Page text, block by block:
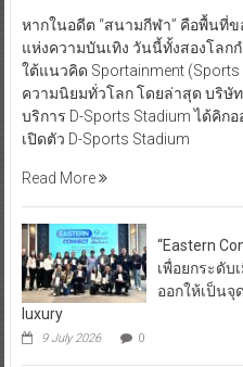
หากในอดีต “สนามกีฬา” คือพื้นที่
แห่งความบันเทิง วันนี้ทั้งสองโลก
ใต้แนวคิด Sportainment (Sports
ความนิยมทั่วโลก โดยล่าสุด บริษัท
บริการ D-Sports Stadium ได้คิก
เปิดตัว D-Sports Stadium
Read More
“Eastern
เพื่อยกระดับ
ออกให้เป็นจุ
luxury
9 July 2026 0